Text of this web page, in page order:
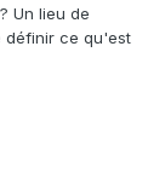
Un lieu de
définir ce qu'est